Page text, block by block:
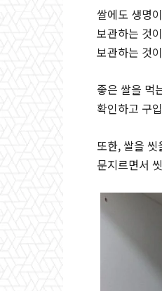
쌀에도 생명
보관하는 것
보관하는 것
좋은 쌀을 먹
확인하고 구
또한, 쌀을
문지르면서